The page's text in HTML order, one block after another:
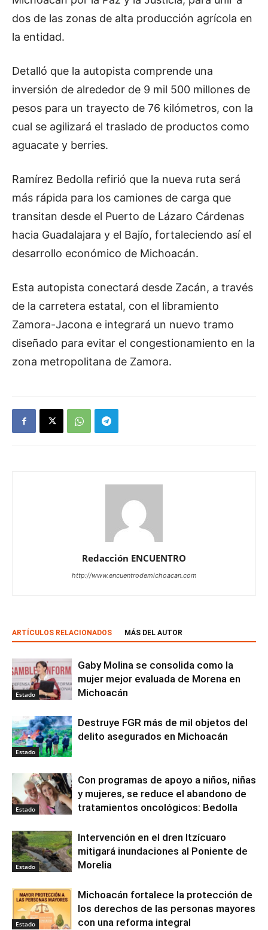
dos de las zonas de alta producción agrícola en
la entidad.
Detalló que la autopista comprende una
inversión de alrededor de 9 mil 500 millones de
pesos para un trayecto de 76 kilómetros, con la
cual se agilizará el traslado de productos como
aguacate y berries.
Ramírez Bedolla refirió que la nueva ruta será
más rápida para los camiones de carga que
transitan desde el Puerto de Lázaro Cárdenas
hacia Guadalajara y el Bajío, fortaleciendo así el
desarrollo económico de Michoacán.
Esta autopista conectará desde Zacán, a través
de la carretera estatal, con el libramiento
Zamora-Jacona e integrará un nuevo tramo
diseñado para evitar el congestionamiento en la
zona metropolitana de Zamora.
Redacción ENCUENTRO
http://www.encuentrodemichoacan.com
ARTÍCULOS RELACIONADOS MÁS DEL AUTOR
Estado
Gaby Molina se consolida como la
mujer mejor evaluada de Morena en
Michoacán
Estado
Destruye FGR más de mil objetos del
delito asegurados en Michoacán
Estado
Con programas de apoyo a niños, niñas
y mujeres, se reduce el abandono de
tratamientos oncológicos: Bedolla
Estado
Intervención en el dren Itzícuaro
mitigará inundaciones al Poniente de
Morelia
Estado
Michoacán fortalece la protección de
los derechos de las personas mayores
con una reforma integral